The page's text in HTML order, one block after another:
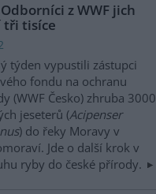
z WWF jich
tři tisíce
týden vypustili zástupci
fondu na ochranu
(WWF Česko) zhruba 3000
jeseterů (Acipenser
) do řeky Moravy v
Jde o další krok v
ryby do české přírody.